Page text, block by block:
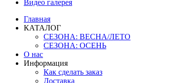
Видео галерея
Главная
КАТАЛОГ
СЕЗОНА: ВЕСНА/ЛЕТО
СЕЗОНА: ОСЕНЬ
О нас
Информация
Как сделать заказ
Доставка